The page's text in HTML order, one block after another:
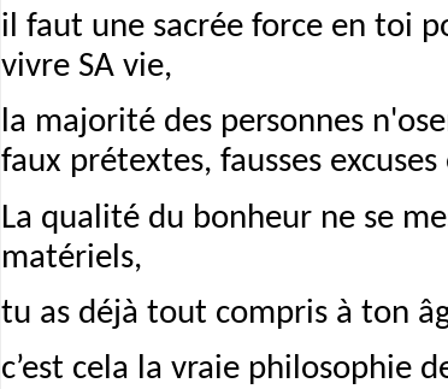
il faut une sacrée force en toi
vivre SA vie,
la majorité des personnes
faux prétextes, fausses
La qualité du bonheur ne se
matériels,
tu as déjà tout compris à ton
c’est cela la vraie philosophie